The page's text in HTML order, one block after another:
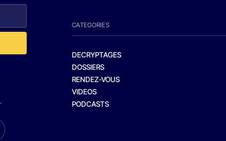
CATEGORIES
DECRYPTAGES
DOSSIERS
RENDEZ-VOUS
VIDEOS
PODCASTS